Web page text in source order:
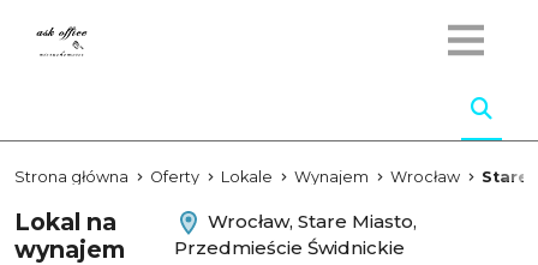
Strona główna Oferty Lokale Wynajem Wrocław Stare
Lokal na
wynajem
Wrocław, Stare Miasto,
Przedmieście Świdnickie